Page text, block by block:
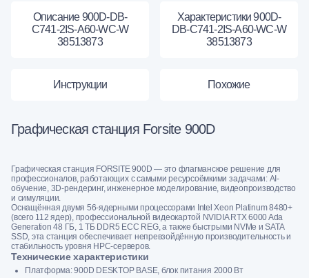
Описание 900D-DB-
C741-2IS-A60-WC-W
38513873
Характеристики 900D-
DB-C741-2IS-A60-WC-W
38513873
Инструкции Похожие
Графическая станция Forsite 900D
Графическая станция FORSITE 900D — это флагманское решение для
профессионалов, работающих с самыми ресурсоёмкими задачами: AI-
обучение, 3D-рендеринг, инженерное моделирование, видеопроизводство
и симуляции.
Оснащённая двумя 56-ядерными процессорами Intel Xeon Platinum 8480+
(всего 112 ядер), профессиональной видеокартой NVIDIA RTX 6000 Ada
Generation 48 ГБ, 1 ТБ DDR5 ECC REG, а также быстрыми NVMe и SATA
SSD, эта станция обеспечивает непревзойдённую производительность и
стабильность уровня HPC-серверов.
Технические характеристики
Платформа: 900D DESKTOP BASE, блок питания 2000 Вт